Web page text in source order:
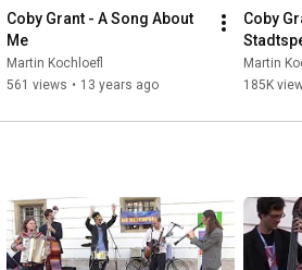
Coby Grant - A Song About
Me
Martin Kochloefl
561 views • 13 years ago
Coby
2012
Martin
185K